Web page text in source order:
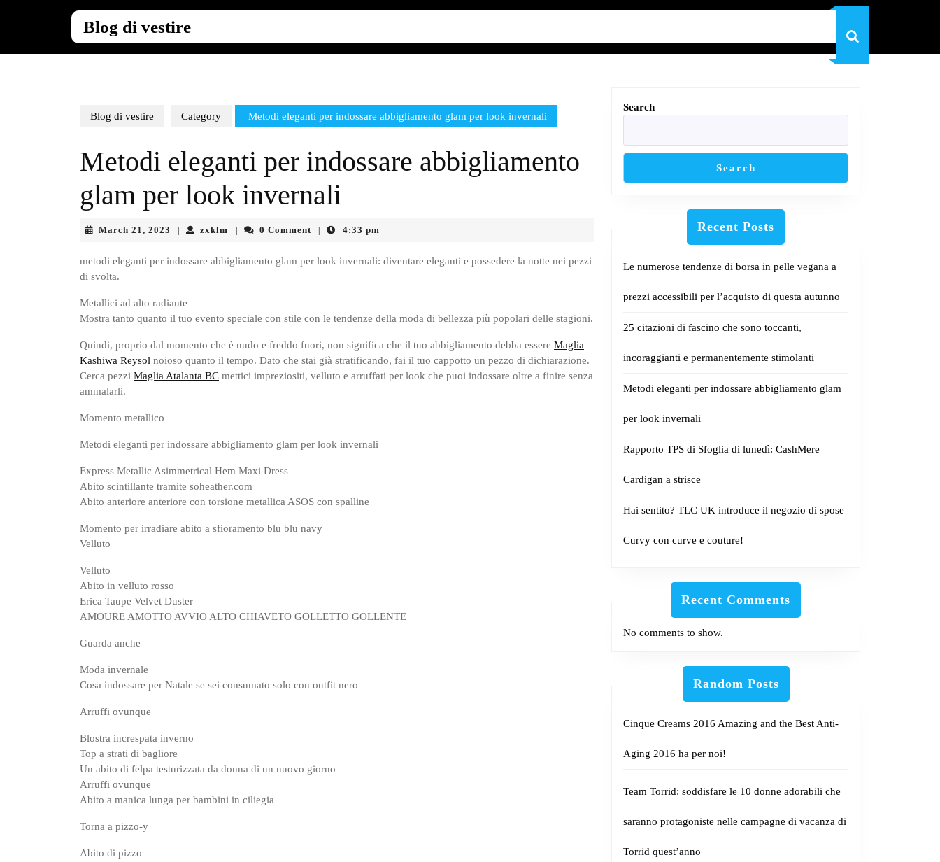
Blog di vestire
Blog di vestire Category Metodi eleganti per indossare abbigliamento glam per look invernali
Metodi eleganti per indossare abbigliamento
glam per look invernali
March 21, 2023 March
2023
zxklm zxklm 0 Comment 4:33 pm
metodi eleganti per indossare abbigliamento glam per look invernali: diventare eleganti e possedere la notte nei pezzi
di svolta.
Metallici ad alto radiante
Mostra tanto quanto il tuo evento speciale con stile con le tendenze della moda di bellezza più popolari delle stagioni.
Quindi, proprio dal momento che è nudo e freddo fuori, non significa che il tuo abbigliamento debba essere Maglia
Kashiwa Reysol noioso quanto il tempo. Dato che stai già stratificando, fai il tuo cappotto un pezzo di dichiarazione.
Cerca pezzi Maglia Atalanta BC mettici impreziositi, velluto e arruffati per look che puoi indossare oltre a finire senza
ammalarli.
Momento metallico
Metodi eleganti per indossare abbigliamento glam per look invernali
Express Metallic Asimmetrical Hem Maxi Dress
Abito scintillante tramite soheather.com
Abito anteriore anteriore con torsione metallica ASOS con spalline
Momento per irradiare abito a sfioramento blu blu navy
Velluto
Velluto
Abito in velluto rosso
Erica Taupe Velvet Duster
AMOURE AMOTTO AVVIO ALTO CHIAVETO GOLLETTO GOLLENTE
Guarda anche
Moda invernale
Cosa indossare per Natale se sei consumato solo con outfit nero
Arruffi ovunque
Blostra increspata inverno
Top a strati di bagliore
Un abito di felpa testurizzata da donna di un nuovo giorno
Arruffi ovunque
Abito a manica lunga per bambini in ciliegia
Torna a pizzo-y
Abito di pizzo
Search
Search
Recent Posts
Le numerose tendenze di borsa in pelle vegana a
prezzi accessibili per l’acquisto di questa autunno
25 citazioni di fascino che sono toccanti,
incoraggianti e permanentemente stimolanti
Metodi eleganti per indossare abbigliamento glam
per look invernali
Rapporto TPS di Sfoglia di lunedì: CashMere
Cardigan a strisce
Hai sentito? TLC UK introduce il negozio di spose
Curvy con curve e couture!
Recent Comments
No comments to show.
Random Posts
Cinque Creams 2016 Amazing and the Best Anti-
Aging 2016 ha per noi!
Team Torrid: soddisfare le 10 donne adorabili che
saranno protagoniste nelle campagne di vacanza di
Torrid quest’anno